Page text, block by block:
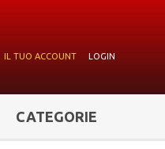
IL TUO ACCOUNT
LOGIN
CATEGORIE